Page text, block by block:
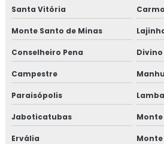
Treinamento em fraud e food
Treinamento em FSSC 22000
rastreabilidade
Treinamento em gerenciamento
Treinamento em gestão da
Santa Vitória
Monte Santo de Minas
Conselheiro Pena Divino
Campestre
Paraisópolis
Jaboticatubas Monte
Ervália Monte